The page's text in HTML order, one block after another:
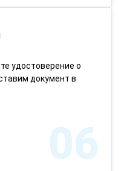
удостоверение о
документ в
06